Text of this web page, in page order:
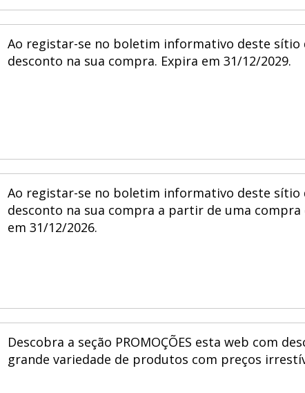
Ao registar-se no boletim informativo deste sítio
desconto na sua compra. Expira em 31/12/2029.
Ao registar-se no boletim informativo deste sítio
desconto na sua compra a partir de uma compra
em 31/12/2026.
Descobra a seção PROMOÇÕES esta web com
grande variedade de produtos com preços